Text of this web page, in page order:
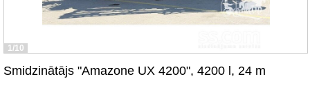
1/10
Smidzinātājs "Amazone UX 4200", 4200 l, 24 m